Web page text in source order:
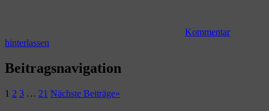
Kommentar
hinterlassen
Beitragsnavigation
1 2 3 … 21 Nächste Beiträge»